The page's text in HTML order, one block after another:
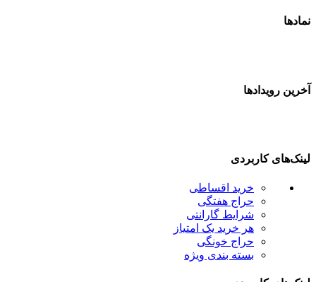
رویدادها
کاربردی
خرید اقساطی
حراج هفتگی
شرایط گارانتی
هر خرید یک امتیاز
حراج خونگی
بسته بندی ویژه